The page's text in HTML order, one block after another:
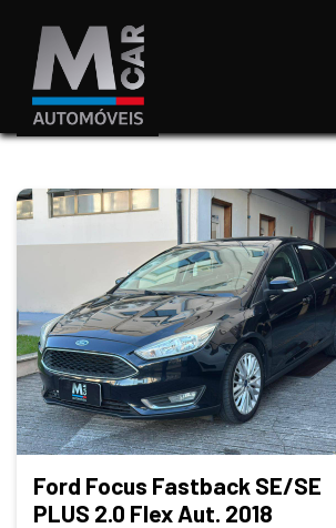
Ford Focus Fastback SE/SE
PLUS 2.0 Flex Aut. 2018